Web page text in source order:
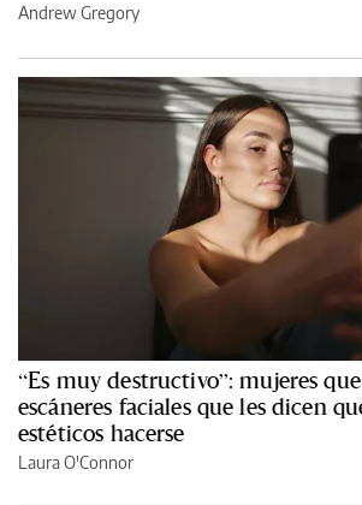
Andrew Gregory
“Es muy destructivo”: mujeres
escáneres faciales que les dicen
estéticos hacerse
Laura O'Connor